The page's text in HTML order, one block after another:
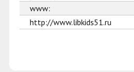
www:
http://www.libkids51.ru